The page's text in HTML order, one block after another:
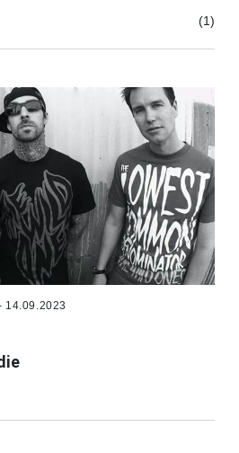
(1)
14.09.2023